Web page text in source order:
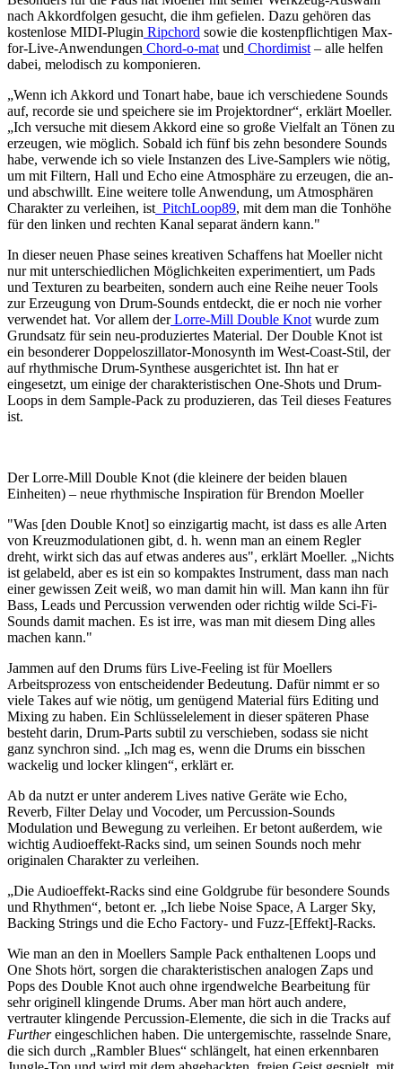
nach Akkordfolgen gesucht, die ihm gefielen. Dazu gehören das
kostenlose MIDI-Plugin Ripchord sowie die kostenpflichtigen Max-
for-Live-Anwendungen Chord-o-mat und Chordimist – alle helfen
dabei, melodisch zu komponieren.
„Wenn ich Akkord und Tonart habe, baue ich verschiedene Sounds
auf, recorde sie und speichere sie im Projektordner“, erklärt Moeller.
„Ich versuche mit diesem Akkord eine so große Vielfalt an Tönen zu
erzeugen, wie möglich. Sobald ich fünf bis zehn besondere Sounds
habe, verwende ich so viele Instanzen des Live-Samplers wie nötig,
um mit Filtern, Hall und Echo eine Atmosphäre zu erzeugen, die an-
und abschwillt. Eine weitere tolle Anwendung, um Atmosphären
Charakter zu verleihen, ist PitchLoop89, mit dem man die Tonhöhe
für den linken und rechten Kanal separat ändern kann."
In dieser neuen Phase seines kreativen Schaffens hat Moeller nicht
nur mit unterschiedlichen Möglichkeiten experimentiert, um Pads
und Texturen zu bearbeiten, sondern auch eine Reihe neuer Tools
zur Erzeugung von Drum-Sounds entdeckt, die er noch nie vorher
verwendet hat. Vor allem derLorre-Mill Double Knot wurde zum
Grundsatz für sein neu-produziertes Material. Der Double Knot ist
ein besonderer Doppeloszillator-Monosynth im West-Coast-Stil, der
auf rhythmische Drum-Synthese ausgerichtet ist. Ihn hat er
eingesetzt, um einige der charakteristischen One-Shots und Drum-
Loops in dem Sample-Pack zu produzieren, das Teil dieses Features
ist.
Der Lorre-Mill Double Knot (die kleinere der beiden blauen
Einheiten) – neue rhythmische Inspiration für Brendon Moeller
"Was [den Double Knot] so einzigartig macht, ist dass es alle Arten
von Kreuzmodulationen gibt, d. h. wenn man an einem Regler
dreht, wirkt sich das auf etwas anderes aus", erklärt Moeller. „Nichts
ist gelabeld, aber es ist ein so kompaktes Instrument, dass man nach
einer gewissen Zeit weiß, wo man damit hin will. Man kann ihn für
Bass, Leads und Percussion verwenden oder richtig wilde Sci-Fi-
Sounds damit machen. Es ist irre, was man mit diesem Ding alles
machen kann."
Jammen auf den Drums fürs Live-Feeling ist für Moellers
Arbeitsprozess von entscheidender Bedeutung. Dafür nimmt er so
viele Takes auf wie nötig, um genügend Material fürs Editing und
Mixing zu haben. Ein Schlüsselelement in dieser späteren Phase
besteht darin, Drum-Parts subtil zu verschieben, sodass sie nicht
ganz synchron sind. „Ich mag es, wenn die Drums ein bisschen
wackelig und locker klingen“, erklärt er.
Ab da nutzt er unter anderem Lives native Geräte wie Echo,
Reverb, Filter Delay und Vocoder, um Percussion-Sounds
Modulation und Bewegung zu verleihen. Er betont außerdem, wie
wichtig Audioeffekt-Racks sind, um seinen Sounds noch mehr
originalen Charakter zu verleihen.
„Die Audioeffekt-Racks sind eine Goldgrube für besondere Sounds
und Rhythmen“, betont er. „Ich liebe Noise Space, A Larger Sky,
Backing Strings und die Echo Factory- und Fuzz-[Effekt]-Racks.
Wie man an den in Moellers Sample Pack enthaltenen Loops und
One Shots hört, sorgen die charakteristischen analogen Zaps und
Pops des Double Knot auch ohne irgendwelche Bearbeitung für
sehr originell klingende Drums. Aber man hört auch andere,
vertrauter klingende Percussion-Elemente, die sich in die Tracks auf
Furthereingeschlichen haben. Die untergemischte, rasselnde Snare,
die sich durch „Rambler Blues“ schlängelt, hat einen erkennbaren